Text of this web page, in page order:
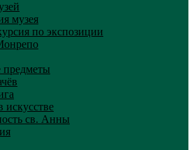
музея
по экспозиции
св. Анны